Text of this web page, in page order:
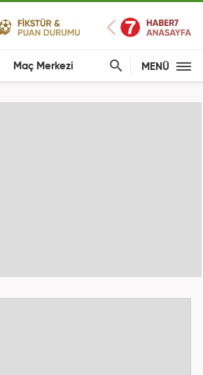
Maç Merkezi MENÜ